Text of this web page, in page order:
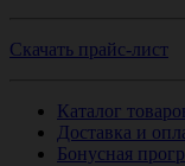
Скачать прайс-лист
Каталог
Доставка и
Бонусная